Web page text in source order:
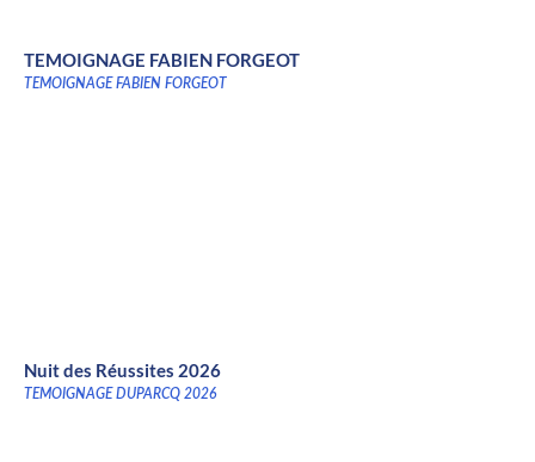
TEMOIGNAGE FABIEN FORGEOT
TEMOIGNAGE FABIEN FORGEOT
Nuit des Réussites 2026
TEMOIGNAGE DUPARCQ 2026